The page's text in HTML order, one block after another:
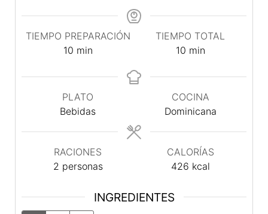
TIEMPO PREPARACIÓN
10minutos
min
TIEMPO TOTAL
10minutos
min
PLATO
Bebidas
COCINA
Dominicana
RACIONES
2 personas
CALORÍAS
426 kcal
INGREDIENTES